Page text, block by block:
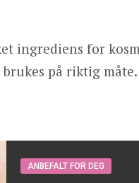
ingrediens for
på riktig
ANBEFALT FOR DEG